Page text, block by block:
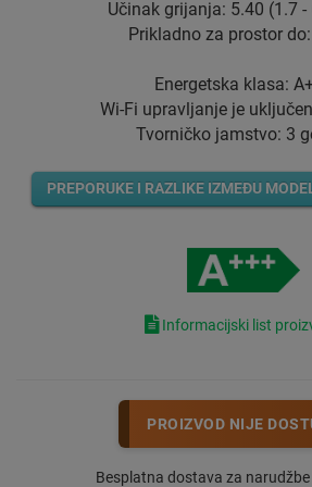
Učinak grijanja: 5.40 (1.7 -
Prikladno za prostor
Energetska klasa:
Wi-Fi upravljanje je
Tvorničko jamstvo: 3
PREPORUKE I RAZLIKE IZMEĐU
Informacijski list
PROIZVOD NIJE
Besplatna dostava za